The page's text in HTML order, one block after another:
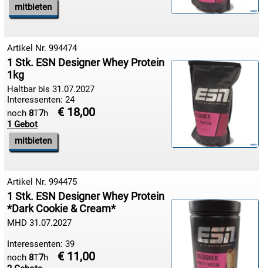
13.08:
14.08:
14.08:
14.08:
15.08:
15.08:
16.08:
€ 2,00

€ 2,00
mitbieten
Artikel Nr. 994474
1 Stk. ESN Designer Whey Protein
1kg
Haltbar bis 31.07.2027
Interessenten: 24
noch 8T7h € 18,00
1 Gebot
mitbieten
Artikel Nr. 994475
1 Stk. ESN Designer Whey Protein
*Dark Cookie & Cream*
MHD 31.07.2027
Interessenten: 39
noch 8T7h € 11,00